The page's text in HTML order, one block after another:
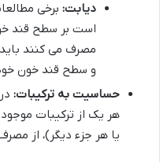
دیابت: برخی
است بر سطح قند
مصرف می کنند باید
و سطح قند خون
حساسیت به ترکیبات:
هر یک از ترکیبات
یا هر جزء دیگر)، از